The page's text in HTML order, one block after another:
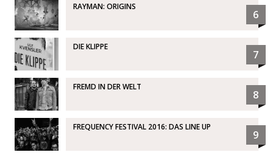
RAYMAN: ORIGINS
6
DIE KLIPPE
7
FREMD IN DER WELT
8
FREQUENCY FESTIVAL 2016: DAS LINE UP
9